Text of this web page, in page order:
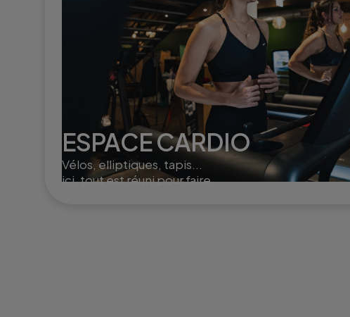
ESPACE CARDIO
Vélos, elliptiques, tapis...
ici, tout est réuni pour faire